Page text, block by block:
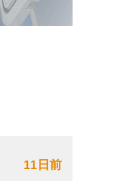
11日前